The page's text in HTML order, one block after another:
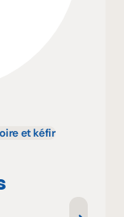
et kéfir